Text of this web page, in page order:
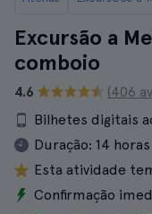
Excursão a
comboio
4.6
(406
Bilhetes digitais
Duração: 14 horas
Esta atividade
Confirmação